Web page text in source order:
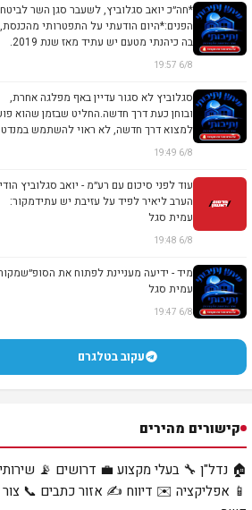
*חה״כ יואב סגלוביץ, לשעבר סגן השר
הפנים:*היום הודעתי על התפטרותי מהכנסת,
בה כיהנתי מטעם יש עתיד מאז שנת 2019.
לא...
6/8 19:57
סגלוביץ לא סגור עדיין באף מפלגה אחרת,
ובוחן כעת דרך חדשה.החליט שבזמן שהוא
למצוא דרך חדשה, לא ראוי להשתמש במנדט
שנית...
6/8 19:49
עוד לפני סיכום עם רע״מ - יואב סגלוביץ
הערב ליאיר לפיד על עזיבת יש עתידמקור:
עמית סגל
6/8 19:48
מיד - ידיעה מעניינת לפתוח את
עמית סגל
6/8 19:47
עקוב בטלגרם
קישורים מהירים
🏠 נדל"ן 🔧 בעלי מקצוע 💼 דרושים 📡
📱 אפליקציה ✉️ דיווח ✍️ אזור כתבים 📞 צור